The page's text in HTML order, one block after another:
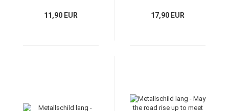
11,90 EUR 17,90 EUR